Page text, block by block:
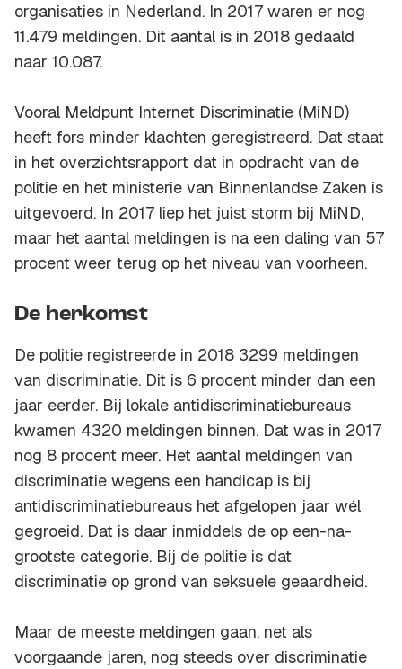
organisaties in Nederland. In 2017 waren er nog
11.479 meldingen. Dit aantal is in 2018 gedaald
naar 10.087.
Vooral Meldpunt Internet Discriminatie (MiND)
heeft fors minder klachten geregistreerd. Dat staat
in het overzichtsrapport dat in opdracht van de
politie en het ministerie van Binnenlandse Zaken is
uitgevoerd. In 2017 liep het juist storm bij MiND,
maar het aantal meldingen is na een daling van 57
procent weer terug op het niveau van voorheen.
De herkomst
De politie registreerde in 2018 3299 meldingen
van discriminatie. Dit is 6 procent minder dan een
jaar eerder. Bij lokale antidiscriminatiebureaus
kwamen 4320 meldingen binnen. Dat was in 2017
nog 8 procent meer. Het aantal meldingen van
discriminatie wegens een handicap is bij
antidiscriminatiebureaus het afgelopen jaar wél
gegroeid. Dat is daar inmiddels de op een-na-
grootste categorie. Bij de politie is dat
discriminatie op grond van seksuele geaardheid.
Maar de meeste meldingen gaan, net als
voorgaande jaren, nog steeds over discriminatie